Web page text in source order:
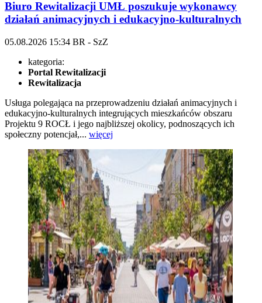
Biuro Rewitalizacji UMŁ poszukuje wykonawcy
działań animacyjnych i edukacyjno-kulturalnych
05.08.2026 15:34 BR - SzZ
kategoria:
Portal Rewitalizacji
Rewitalizacja
Usługa polegająca na przeprowadzeniu działań animacyjnych i
edukacyjno-kulturalnych integrujących mieszkańców obszaru
Projektu 9 ROCŁ i jego najbliższej okolicy, podnoszących ich
społeczny potencjał,... więcej